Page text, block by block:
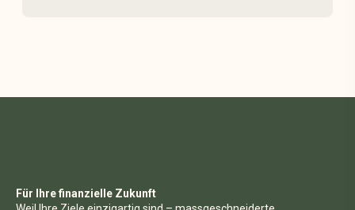
Für Ihre finanzielle Zukunft